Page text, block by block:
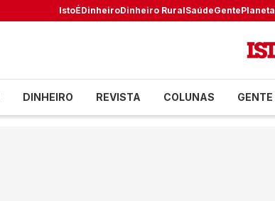
IstoÉDinheiroDinheiro RuralSaúdeGentePlaneta
DINHEIRO REVISTA COLUNAS GENTE